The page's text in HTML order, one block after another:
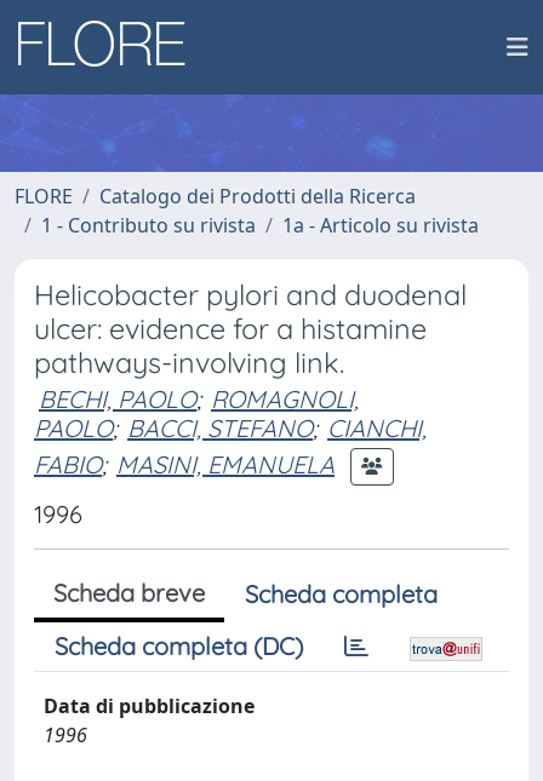
FLORE
Catalogo dei Prodotti della Ricerca
1 - Contributo su rivista
1a - Articolo su rivista
Helicobacter pylori and duodenal
ulcer: evidence for a histamine
pathways-involving link.
BECHI, PAOLO; ROMAGNOLI,
PAOLO; BACCI, STEFANO; CIANCHI,
FABIO; MASINI, EMANUELA
1996
Scheda breve
Scheda completa
Scheda completa (DC)
Data di pubblicazione
1996